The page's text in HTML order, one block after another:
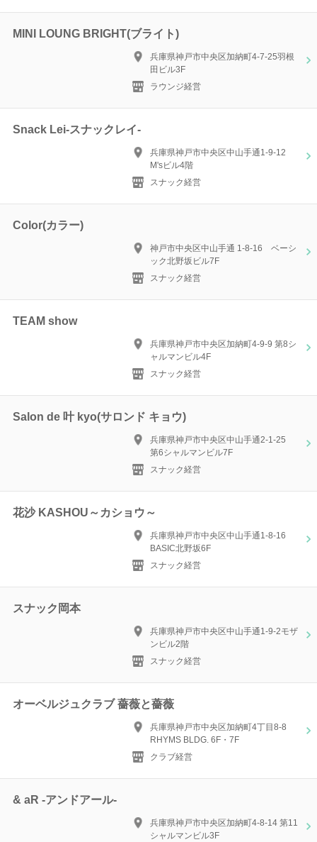
MINI LOUNG BRIGHT(ブライト)
兵庫県神戸市中央区加納町4-7-25羽根
田ビル3F
ラウンジ経営
Snack Lei-スナックレイ-
兵庫県神戸市中央区中山手通1-9-12
M'sビル4階
スナック経営
Color(カラー)
神戸市中央区中山手通 1-8-16 ベーシ
ック北野坂ビル7F
スナック経営
TEAM show
兵庫県神戸市中央区加納町4-9-9 第8シ
ャルマンビル4F
スナック経営
Salon de 叶 kyo(サロンド キョウ)
兵庫県神戸市中央区中山手通2-1-25
第6シャルマンビル7F
スナック経営
花沙 KASHOU～カショウ～
兵庫県神戸市中央区中山手通1-8-16
BASIC北野坂6F
スナック経営
スナック岡本
兵庫県神戸市中央区中山手通1-9-2モザ
ンビル2階
スナック経営
オーベルジュクラブ 薔薇と薔薇
兵庫県神戸市中央区加納町4丁目8-8
RHYMS BLDG. 6F・7F
クラブ経営
& aR -アンドアール-
兵庫県神戸市中央区加納町4-8-14 第11
シャルマンビル3F